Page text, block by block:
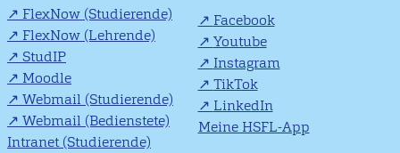
FlexNow (Studierende)
FlexNow (Lehrende)
StudIP
Moodle
Webmail (Studierende)
Webmail (Bedienstete)
Intranet (Studierende)
Facebook
Youtube
Instagram
TikTok
LinkedIn
Meine HSFL-App